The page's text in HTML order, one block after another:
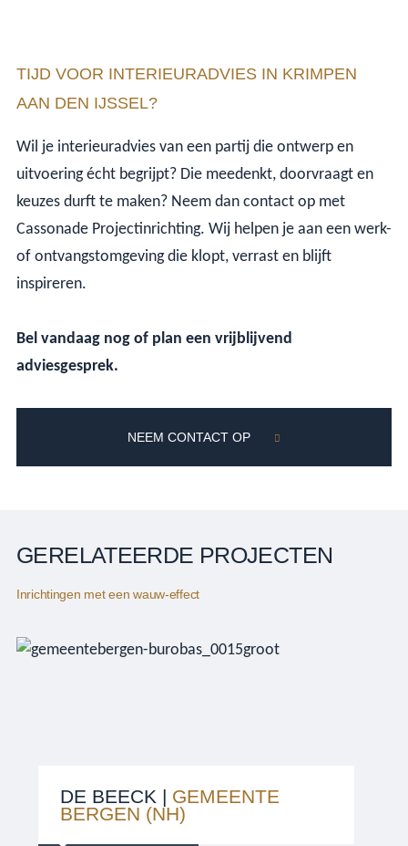
TIJD VOOR INTERIEURADVIES IN KRIMPEN
AAN DEN IJSSEL?
Wil je interieuradvies van een partij die ontwerp en
uitvoering écht begrijpt? Die meedenkt, doorvraagt en
keuzes durft te maken? Neem dan contact op met
Cassonade Projectinrichting. Wij helpen je aan een werk-
of ontvangstomgeving die klopt, verrast en blijft
inspireren.
Bel vandaag nog of plan een vrijblijvend
adviesgesprek.
NEEM CONTACT OP
GERELATEERDE PROJECTEN
Inrichtingen met een wauw-effect
DE BEECK | GEMEENTE
BERGEN (NH)